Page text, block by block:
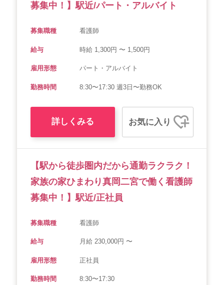
募集中！】駅近/パート・アルバイト
募集職種 看護師
給与 時給 1,300円 〜 1,500円
雇用形態 パート・アルバイト
勤務時間 8:30〜17:30 週3日〜勤務OK
詳しくみる お気に入り
【駅から徒歩圏内だから通勤ラクラク！
家族の家ひまわり真岡二宮で働く看護師
募集中！】駅近/正社員
募集職種 看護師
給与 月給 230,000円 〜
雇用形態 正社員
勤務時間 8:30〜17:30